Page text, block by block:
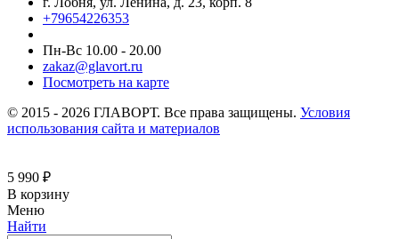
+79654226353
Пн-Вс 10.00 - 20.00
zakaz@glavort.ru
Посмотреть на карте
© 2015 - 2026 ГЛАВОРТ. Все права защищены. Условия
использования сайта и материалов
5 990 ₽
В корзину
Меню
Найти